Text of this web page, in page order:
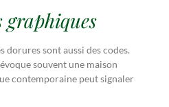
graphiques
dorures sont aussi des codes.
souvent une maison
contemporaine peut signaler